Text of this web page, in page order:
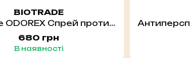
BIOTRADE
Biotrade ODOREX Спрей проти потовиділення ніг тривалої дії, 40 мл
680 грн
В наявності